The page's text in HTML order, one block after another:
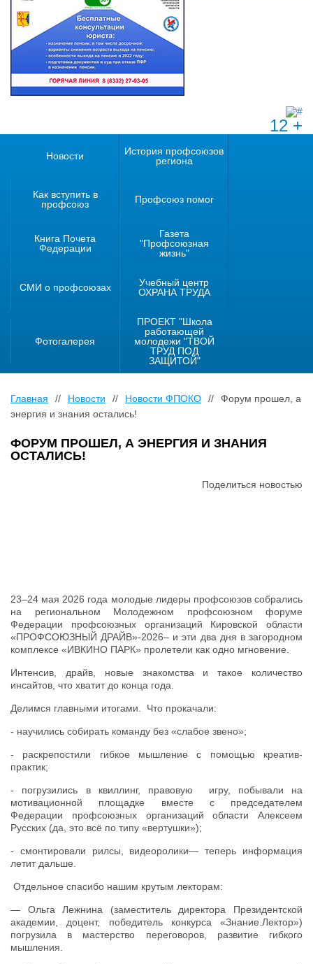
12 +
Новости
История профсоюзов
региона
Как вступить в
профсоюз
Профсоюз помог
Книга Почета
Федерации
Газета
"Профсоюзная
жизнь"
СМИ о профсоюзах
Учебный центр
ОХРАНА ТРУДА
Фотогалерея
ПРОЕКТ "Школа
работающей
молодежи "ТВОЙ
ТРУД ПОД
ЗАЩИТОЙ"
Главная // Новости // Новости ФПОКО //
Форум прошел, а
энергия и знания остались!
ФОРУМ ПРОШЕЛ, А ЭНЕРГИЯ И ЗНАНИЯ
ОСТАЛИСЬ!
Поделиться новостью
23–24 мая 2026 года молодые лидеры профсоюзов собрались
на региональном Молодежном профсоюзном форуме
Федерации профсоюзных организаций Кировской области
«ПРОФСОЮЗНЫЙ ДРАЙВ»-2026– и эти два дня в загородном
комплексе «ИВКИНО ПАРК» пролетели как одно мгновение.
Интенсив, драйв, новые знакомства и такое количество
инсайтов, что хватит до конца года.
Делимся главными итогами. Что прокачали:
- научились собирать команду без «слабое звено»;
- раскрепостили гибкое мышление с помощью креатив-
практик;
- погрузились в квиллинг, правовую игру, побывали на
мотивационной площадке вместе с председателем
Федерации профсоюзных организаций области Алексеем
Русских (да, это всё по типу «вертушки»);
- смонтировали рилсы, видеоролики— теперь информация
летит дальше.
Отдельное спасибо нашим крутым лекторам:
— Ольга Лежнина (заместитель директора Президентской
академии, доцент, победитель конкурса «Знание.Лектор»)
погрузила в мастерство переговоров, развитие гибкого
мышления.